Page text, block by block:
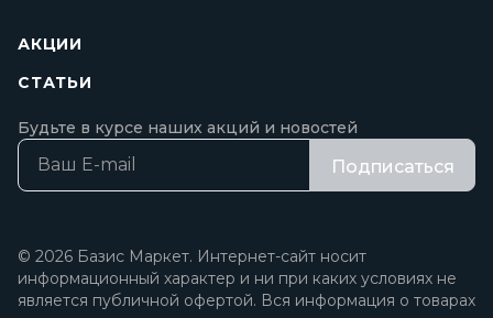
АКЦИИ
СТАТЬИ
Будьте в курсе наших акций и новостей
Подписаться
© 2026 Базис Маркет. Интернет-сайт носит
информационный характер и ни при каких условиях не
является публичной офертой. Вся информация о товарах